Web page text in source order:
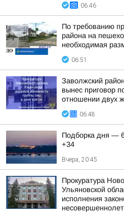
06:46
По требованию
района на
необходимая
06:51
Заволжский
вынес приговор
отношении двух
06:48
Подборка дня — 6
+34
Вчера, 20:45
Прокуратура
Ульяновской
исполнения